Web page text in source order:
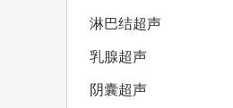
淋巴结超声
乳腺超声
阴囊超声